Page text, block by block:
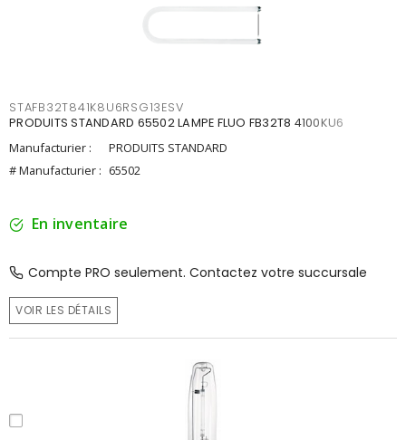
STAFB32T841K8U6RSG13ESV
PRODUITS STANDARD 65502 LAMPE FLUO FB32T8 4100KU6
Manufacturier :
PRODUITS STANDARD
# Manufacturier : 65502
En inventaire
Compte PRO seulement. Contactez votre succursale
VOIR LES DÉTAILS